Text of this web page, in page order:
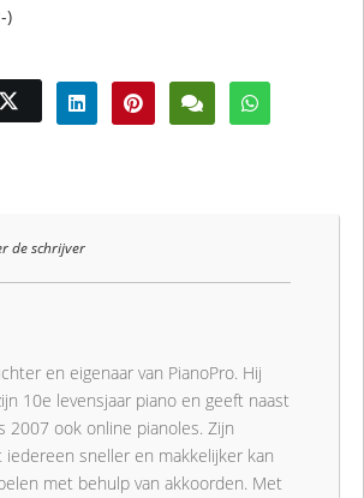
)
de schrijver
en eigenaar van PianoPro. Hij
10e levensjaar piano en geeft naast
2007 ook online pianoles. Zijn
iedereen sneller en makkelijker kan
met behulp van akkoorden. Met